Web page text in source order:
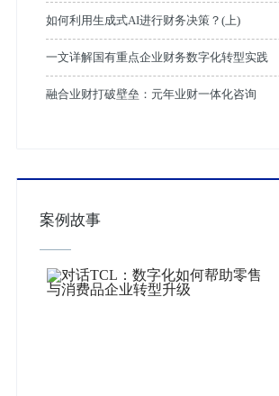
如何利用生成式AI进行财务决策？(上)
一文详解国有重点企业财务数字化转型实践
融合业财打破壁垒：元年业财一体化咨询
案例故事